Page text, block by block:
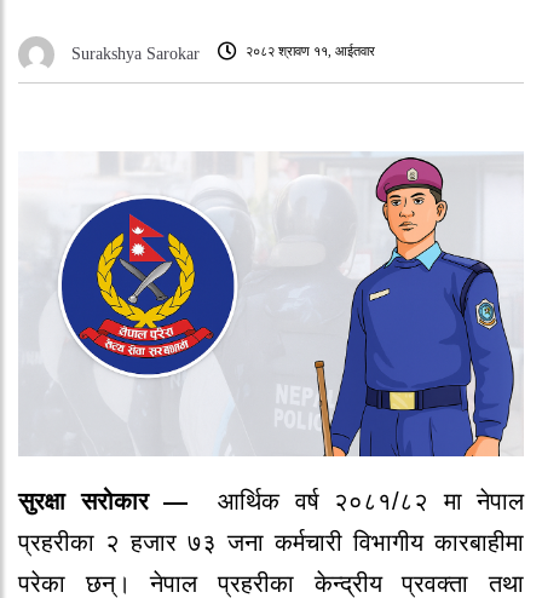
Surakshya Sarokar २०८२ श्रावण ११, आईतवार
सुरक्षा सरोकार — आर्थिक वर्ष २०८१/८२ मा नेपाल
प्रहरीका २ हजार ७३ जना कर्मचारी विभागीय कारबाहीमा
परेका छन्। नेपाल प्रहरीका केन्द्रीय प्रवक्ता तथा